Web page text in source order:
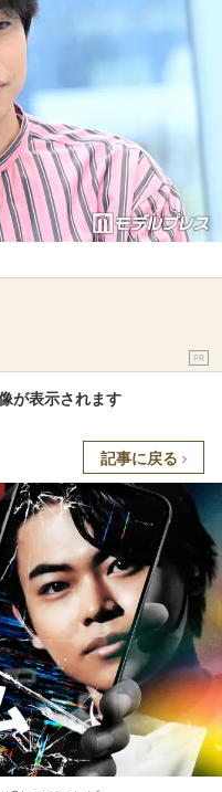
PR
が表示されます
記事に戻る